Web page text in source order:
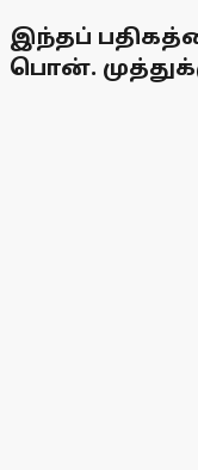
இந்தப்
பொன்.